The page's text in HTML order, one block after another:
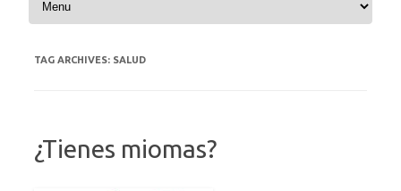
TAG ARCHIVES: SALUD
¿Tienes miomas?